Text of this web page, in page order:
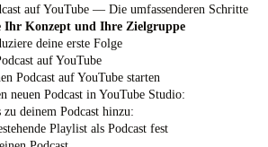
auf YouTube — Die umfassenderen Schritte
Ihr Konzept und Ihre Zielgruppe
deine erste Folge
auf YouTube
Podcast auf YouTube starten
neuen Podcast in YouTube Studio:
zu deinem Podcast hinzu:
Playlist als Podcast fest